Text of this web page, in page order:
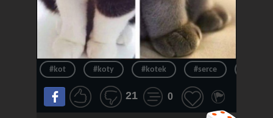
#kot #koty #kotek #serce
21 0